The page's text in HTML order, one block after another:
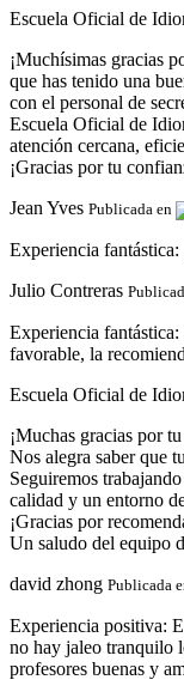
Escuela Oficial de
¡Muchísimas gracias
que has tenido una
con el personal de
Escuela Oficial de
atención cercana,
¡Gracias por tu
Jean Yves Publicada en
Experiencia fantástica:
Julio Contreras
Experiencia fantástica:
favorable, la
Escuela Oficial de
¡Muchas gracias por
Nos alegra saber que
Seguiremos
calidad y un entorno
¡Gracias por
Un saludo del equipo
david zhong Publicada
Experiencia positiva:
no hay jaleo tranquilo
profesores buenas y